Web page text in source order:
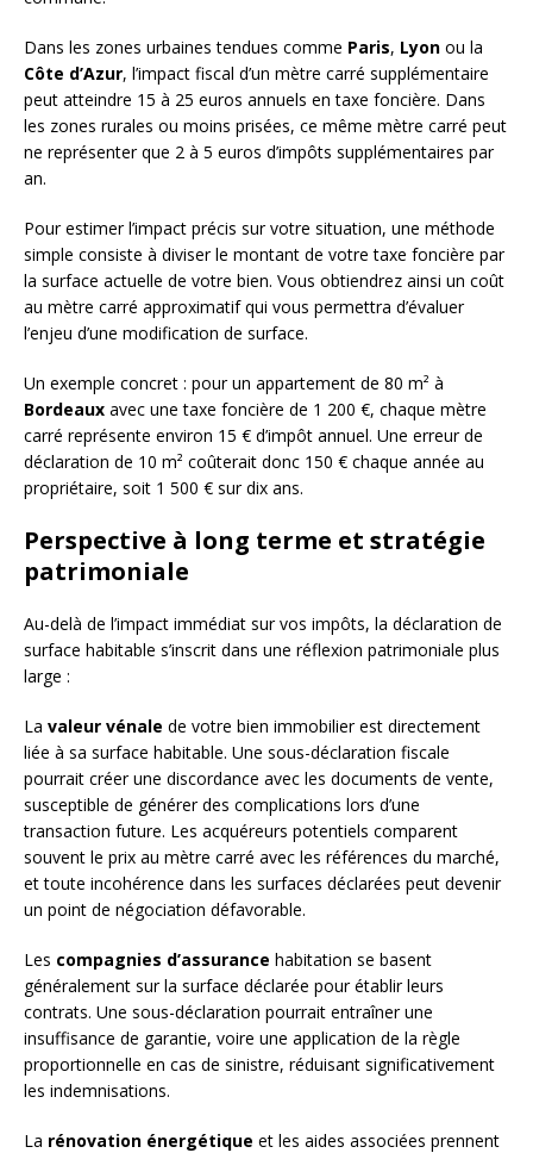
Dans les zones urbaines tendues comme Paris, Lyon ou la
Côte d’Azur, l’impact fiscal d’un mètre carré supplémentaire
peut atteindre 15 à 25 euros annuels en taxe foncière. Dans
les zones rurales ou moins prisées, ce même mètre carré peut
ne représenter que 2 à 5 euros d’impôts supplémentaires par
an.
Pour estimer l’impact précis sur votre situation, une méthode
simple consiste à diviser le montant de votre taxe foncière par
la surface actuelle de votre bien. Vous obtiendrez ainsi un coût
au mètre carré approximatif qui vous permettra d’évaluer
l’enjeu d’une modification de surface.
Un exemple concret : pour un appartement de 80 m² à
Bordeaux avec une taxe foncière de 1 200 €, chaque mètre
carré représente environ 15 € d’impôt annuel. Une erreur de
déclaration de 10 m² coûterait donc 150 € chaque année au
propriétaire, soit 1 500 € sur dix ans.
Perspective à long terme et stratégie
patrimoniale
Au-delà de l’impact immédiat sur vos impôts, la déclaration de
surface habitable s’inscrit dans une réflexion patrimoniale plus
large :
La valeur vénale de votre bien immobilier est directement
liée à sa surface habitable. Une sous-déclaration fiscale
pourrait créer une discordance avec les documents de vente,
susceptible de générer des complications lors d’une
transaction future. Les acquéreurs potentiels comparent
souvent le prix au mètre carré avec les références du marché,
et toute incohérence dans les surfaces déclarées peut devenir
un point de négociation défavorable.
Les compagnies d’assurance habitation se basent
généralement sur la surface déclarée pour établir leurs
contrats. Une sous-déclaration pourrait entraîner une
insuffisance de garantie, voire une application de la règle
proportionnelle en cas de sinistre, réduisant significativement
les indemnisations.
La rénovation énergétique et les aides associées prennent